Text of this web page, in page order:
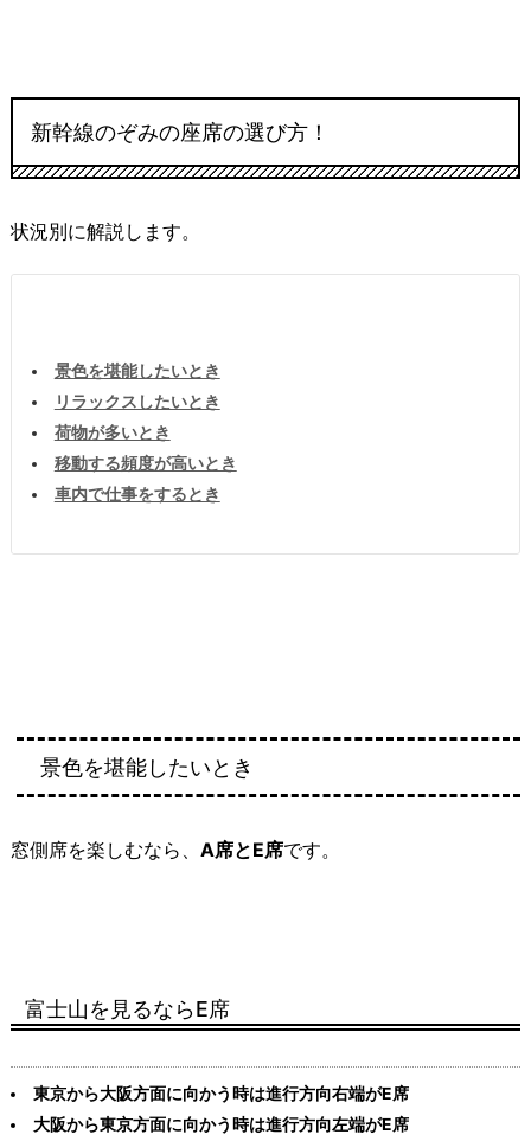
新幹線のぞみの座席の選び方！
状況別に解説します。
景色を堪能したいとき
リラックスしたいとき
荷物が多いとき
移動する頻度が高いとき
車内で仕事をするとき
景色を堪能したいとき
窓側席を楽しむなら、 A席とE席です。
富士山を見るならE席
東京から大阪方面に向かう時は進行方向右端がE席
大阪から東京方面に向かう時は進行方向左端がE席